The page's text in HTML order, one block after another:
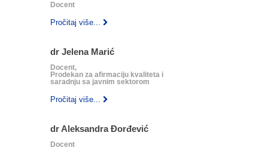
Docent
Pročitaj više...
dr Jelena Marić
Docent,
Prodekan za afirmaciju kvaliteta i
saradnju sa javnim sektorom
Pročitaj više...
dr Aleksandra Đorđević
Docent